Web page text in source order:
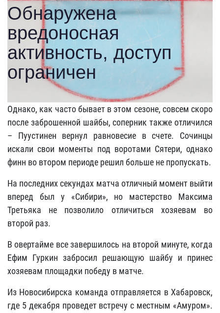
Однако, как часто бывает в этом сезоне, совсем скоро
после заброшенной шайбы, соперник также отличился
– Пуустинен вернул равновесие в счете. Сочинцы
искали свои моменты под воротами Сятери, однако
финн во втором периоде решил больше не пропускать.
На последних секундах матча отличный момент выйти
вперед был у «Сибири», но мастерство Максима
Третьяка не позволило отличиться хозяевам во
второй раз.
В овертайме все завершилось на второй минуте, когда
Ефим Гуркин забросил решающую шайбу и принес
хозяевам площадки победу в матче.
Из Новосибирска команда отправляется в Хабаровск,
где 5 декабря проведет встречу с местным «Амуром».